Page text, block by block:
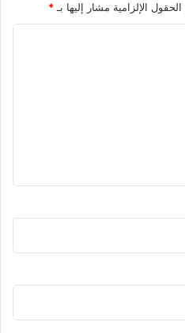
الحقول الإلزامية مشار إليها بـ*